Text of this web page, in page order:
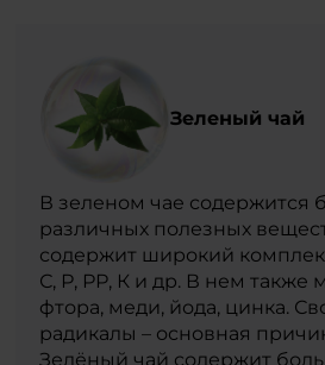
Зеленый чай
В зеленом чае содержится
различных полезных
содержит широкий
С, Р, РР, К и др. В нем также
фтора, меди, йода, цинка.
радикалы – основная
Зелёный чай содержит